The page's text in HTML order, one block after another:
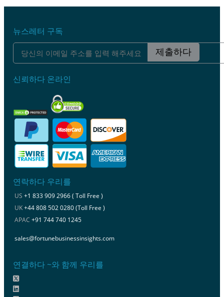
뉴스레터 구독
제출하다
신뢰하다 온라인
연락하다 우리를
US +1 833 909 2966 ( Toll Free )
UK+44 808 502 0280 (Toll Free )
APAC +91 744 740 1245
sales@fortunebusinessinsights.com
연결하다 ~와 함께 우리를